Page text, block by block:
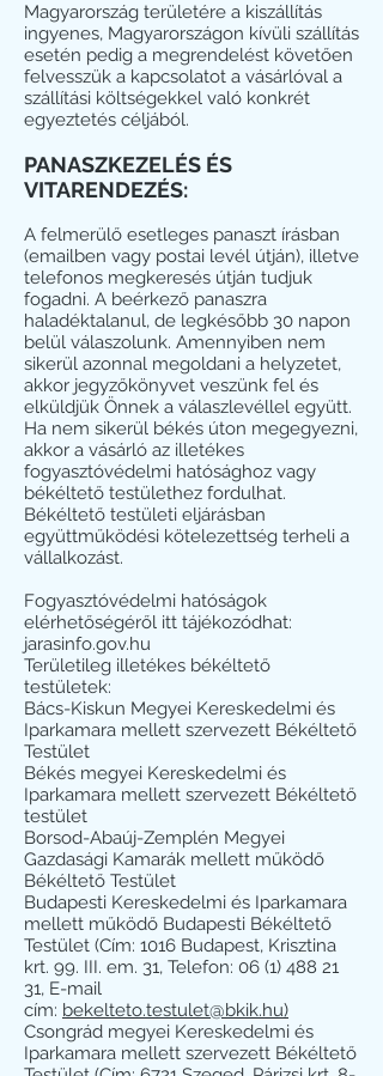
Magyarország területére a kiszállítás
ingyenes, Magyarországon kívüli szállítás
esetén pedig a megrendelést követően
felvesszük a kapcsolatot a vásárlóval a
szállítási költségekkel való konkrét
egyeztetés céljából.
PANASZKEZELÉS ÉS
VITARENDEZÉS:
A felmerülő esetleges panaszt írásban
(emailben vagy postai levél útján), illetve
telefonos megkeresés útján tudjuk
fogadni. A beérkező panaszra
haladéktalanul, de legkésőbb 30 napon
belül válaszolunk. Amennyiben nem
sikerül azonnal megoldani a helyzetet,
akkor jegyzőkönyvet veszünk fel és
elküldjük Önnek a válaszlevéllel együtt.
Ha nem sikerül békés úton megegyezni,
akkor a vásárló az illetékes
fogyasztóvédelmi hatósághoz vagy
békéltető testülethez fordulhat.
Békéltető testületi eljárásban
együttműködési kötelezettség terheli a
vállalkozást.
Fogyasztóvédelmi hatóságok
elérhetőségéről itt tájékozódhat:
jarasinfo.gov.hu
Területileg illetékes békéltető
testületek:
Bács-Kiskun Megyei Kereskedelmi és
Iparkamara mellett szervezett Békéltető
Testület
Békés megyei Kereskedelmi és
Iparkamara mellett szervezett Békéltető
testület
Borsod-Abaúj-Zemplén Megyei
Gazdasági Kamarák mellett működő
Békéltető Testület
Budapesti Kereskedelmi és Iparkamara
mellett működő Budapesti Békéltető
Testület (Cím: 1016 Budapest, Krisztina
krt. 99. III. em. 31, Telefon: 06 (1) 488 21
31, E-mail
cím: bekelteto.testulet@bkik.hu)
Csongrád megyei Kereskedelmi és
Iparkamara mellett szervezett Békéltető